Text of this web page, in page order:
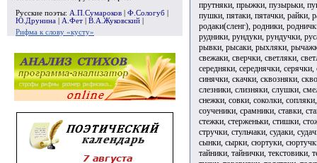
Русские поэты: А.П.Сумароков Ф.Сологуб
Ю.Друнина
А.Фет В.А.Жуковский
Рифма к слову «кусту»
прутняки, прыжки, пузырьки,
пушки, пятаки, пятачки, райки,
родаки(сленг), родники,
рудники, рундуки, рундучки,
рывки, рысаки, рыхляки,
свежаки, сверчки, светляки,
середняки, середнячки,
синячки, скачки, сквозняки,
слезники, слизняки, слушки,
снежки, совки, соколки,
соученики, срамники, ставки,
стежки, стерженьки, стишки,
стручки, стульчаки, судаки,
сынки, сырки, сюртуки,
тайники, тайнички, текстовики,